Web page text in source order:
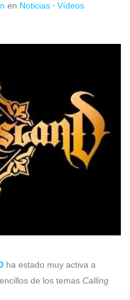
en Noticias ⋅ Vídeos
ha estado muy activa a
de los temas Calling